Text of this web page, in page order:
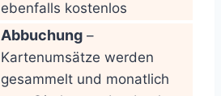
ebenfalls kostenlos
Abbuchung –
Kartenumsätze werden
gesammelt und monatlich